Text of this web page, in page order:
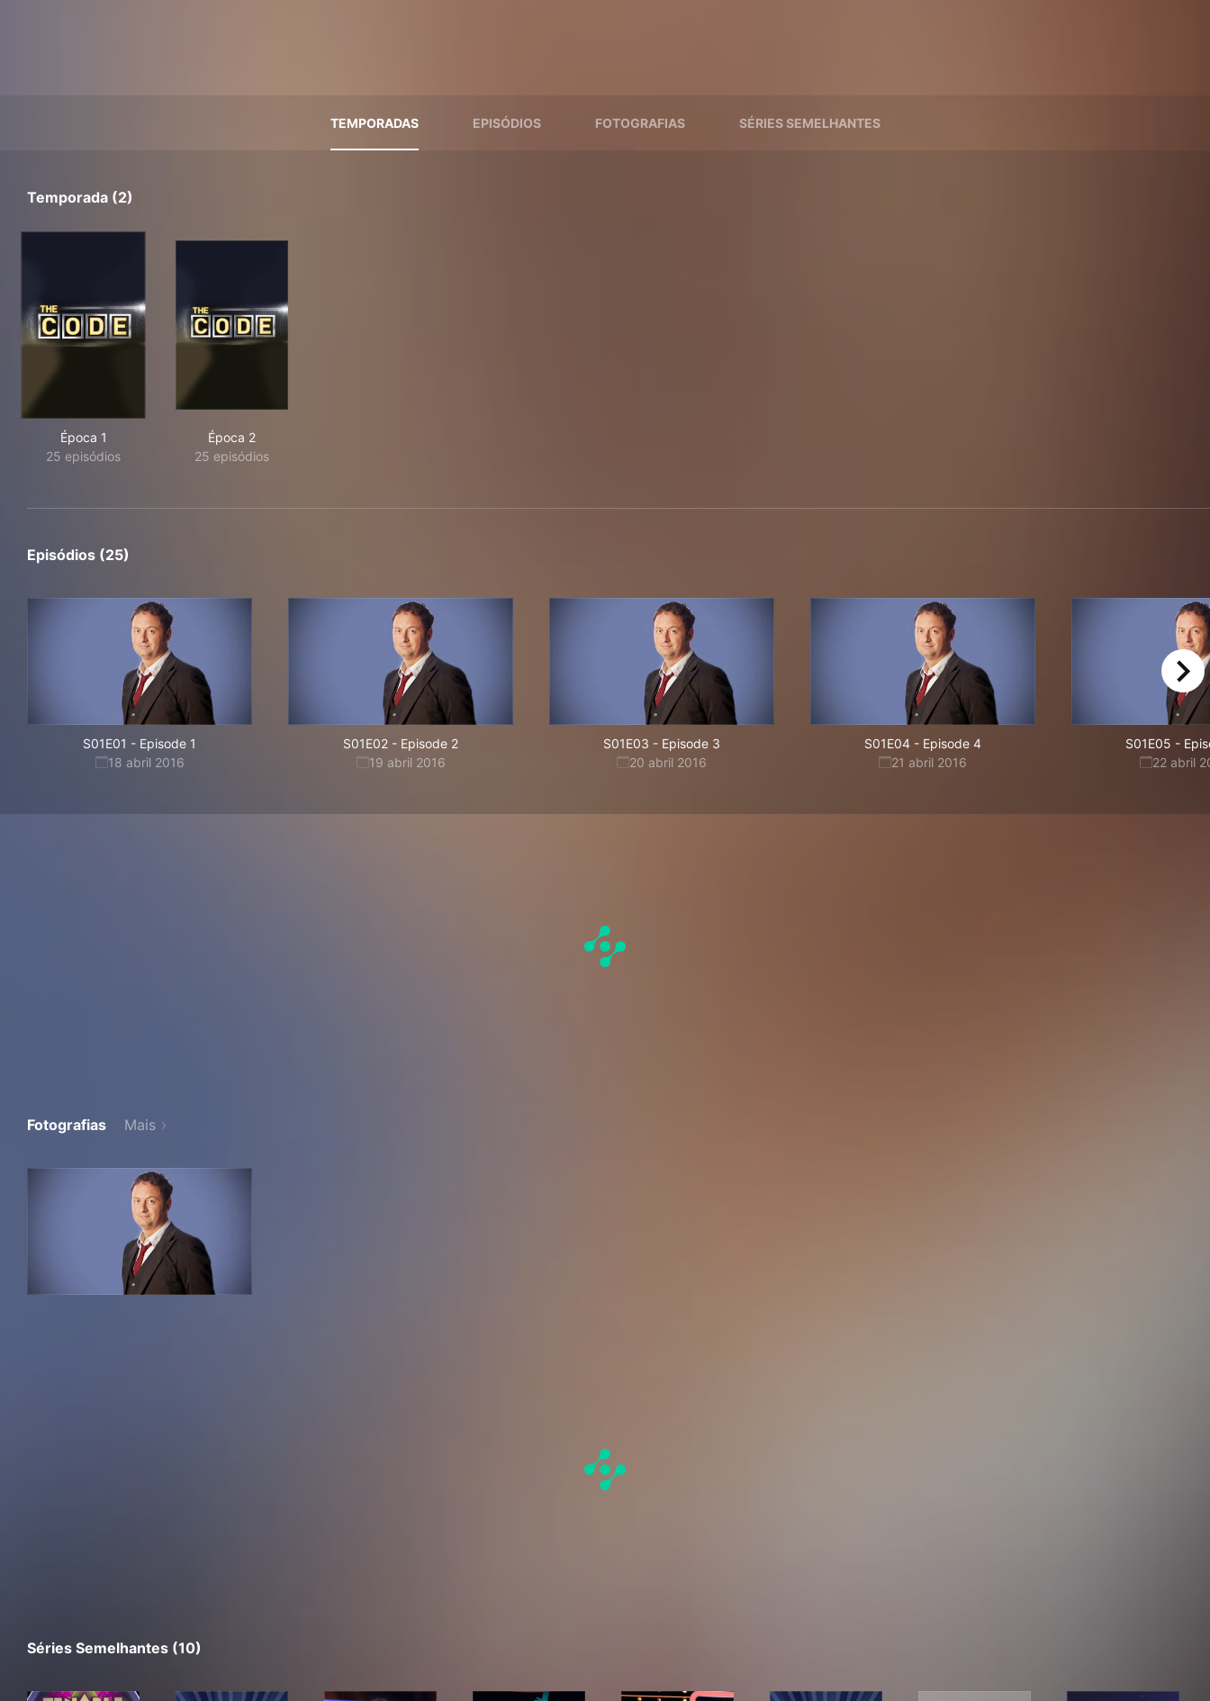
TEMPORADAS EPISÓDIOS FOTOGRAFIAS SÉRIES SEMELHANTES
Temporada (2)
Época 1
25 episódios
Época 2
25 episódios
Episódios (25)
S01E01 - Episode 1
18 abril 2016
S01E02 - Episode 2
19 abril 2016
S01E03 - Episode 3
20 abril 2016
S01E04 - Episode 4
21 abril 2016
S01E05 -
22 abril
right
Fotografias Mais
Séries Semelhantes (10)